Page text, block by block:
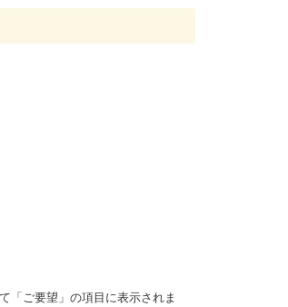
「ご要望」の項目に表示されま